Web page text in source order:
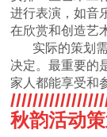
进行表演，如音
在欣赏和创造艺
实际的策划
决定。最重要的
家人都能享受和
秋韵活动